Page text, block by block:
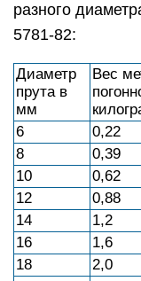
разного
5781-82:
Диаметр
прута в
мм
Вес
6
0,22
8
0,39
10
0,62
12
0,88
14
1,2
16
1,6
18
2,0